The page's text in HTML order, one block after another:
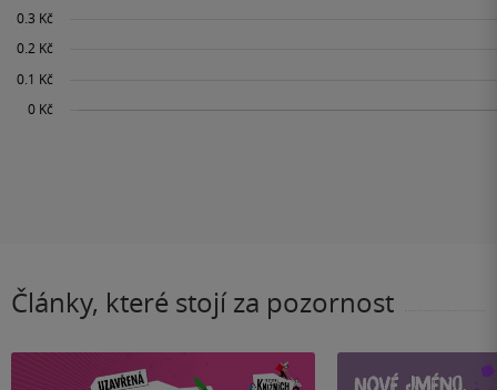
Články, které stojí za pozornost